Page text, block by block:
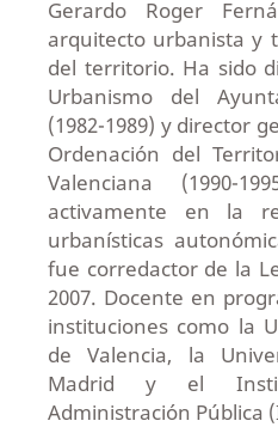
Gerardo Roger
arquitecto urbanista y
del territorio. Ha sido
Urbanismo del
(1982-1989) y director
Ordenación del
Valenciana (1990-
activamente en la
urbanísticas
fue corredactor de la
2007. Docente en
instituciones como la
de Valencia, la
Madrid y el
Administración Pública